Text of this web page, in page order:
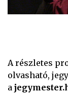
A részletes
olvasható,
a